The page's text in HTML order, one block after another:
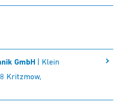
GmbH | Klein
Kritzmow,